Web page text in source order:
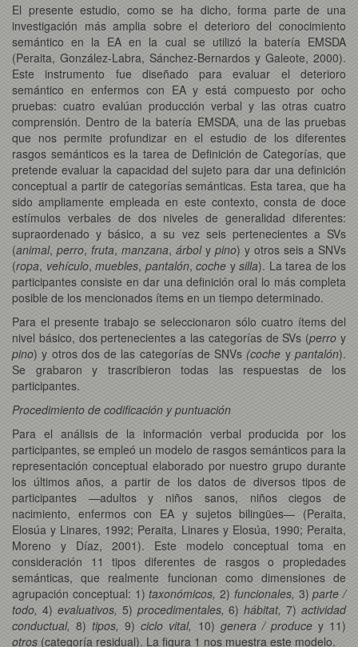
El presente estudio, como se ha dicho, forma parte de una
investigación más amplia sobre el deterioro del conocimiento
semántico en la EA en la cual se utilizó la batería EMSDA
(Peraita, González-Labra, Sánchez-Bernardos y Galeote, 2000).
Este instrumento fue diseñado para evaluar el deterioro
semántico en enfermos con EA y está compuesto por ocho
pruebas: cuatro evalúan producción verbal y las otras cuatro
comprensión. Dentro de la batería EMSDA, una de las pruebas
que nos permite profundizar en el estudio de los diferentes
rasgos semánticos es la tarea de Definición de Categorías, que
pretende evaluar la capacidad del sujeto para dar una definición
conceptual a partir de categorías semánticas. Esta tarea, que ha
sido ampliamente empleada en este contexto, consta de doce
estímulos verbales de dos niveles de generalidad diferentes:
supraordenado y básico, a su vez seis pertenecientes a SVs
(animal, perro, fruta, manzana, árboly pino) y otros seis a SNVs
(ropa, vehículo, muebles, pantalón, coche y silla). La tarea de los
participantes consiste en dar una definición oral lo más completa
posible de los mencionados ítems en un tiempo determinado.
Para el presente trabajo se seleccionaron sólo cuatro ítems del
nivel básico, dos pertenecientes a las categorías de SVs (perro y
pino) y otros dos de las categorías de SNVs(coche ypantalón).
Se grabaron y trascribieron todas las respuestas de los
participantes.
Procedimiento de codificación y puntuación
Para el análisis de la información verbal producida por los
participantes, se empleó un modelo de rasgos semánticos para la
representación conceptual elaborado por nuestro grupo durante
los últimos años, a partir de los datos de diversos tipos de
participantes —adultos y niños sanos, niños ciegos de
nacimiento, enfermos con EA y sujetos bilingües— (Peraita,
Elosúa y Linares, 1992; Peraita, Linares y Elosúa, 1990; Peraita,
Moreno y Díaz, 2001). Este modelo conceptual toma en
consideración 11 tipos diferentes de rasgos o propiedades
semánticas, que realmente funcionan como dimensiones de
agrupación conceptual: 1)taxonómicos, 2) funcionales, 3) parte /
todo, 4) evaluativos, 5) procedimentales,6) hábitat,7) actividad
conductual,8) tipos,9)ciclo vital, 10) genera / produce y 11)
otros (categoría residual). La figura 1 nos muestra este modelo.